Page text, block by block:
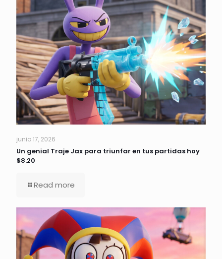
junio 17, 2026
Un genial Traje Jax para triunfar en tus partidas hoy
$8.20
Read more